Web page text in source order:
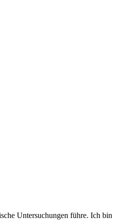
Untersuchungen führe. Ich bin